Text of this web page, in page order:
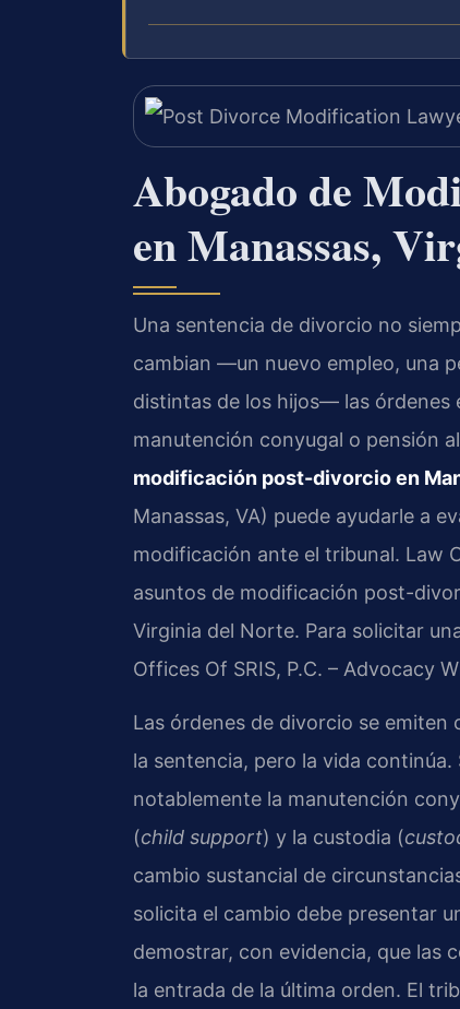
Abogado de
en Manassas,
Una sentencia de divorcio no
cambian —un nuevo empleo, una
distintas de los hijos— las órdenes
manutención conyugal o pensión
modificación post-divorcio en
Manassas, VA) puede ayudarle a
modificación ante el tribunal. Law
asuntos de modificación post-
Virginia del Norte. Para solicitar
Offices Of SRIS, P.C. – Advocacy
Las órdenes de divorcio se
la sentencia, pero la vida
notablemente la manutención
(child support) y la custodia (
cambio sustancial de
solicita el cambio debe presentar
demostrar, con evidencia, que las
la entrada de la última orden. El